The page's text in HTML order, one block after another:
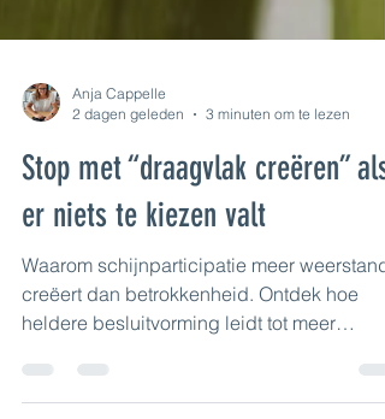
2 dagen geleden
3 minuten om te lezen
Stop met “draagvlak creëren” als
er niets te kiezen valt
Waarom schijnparticipatie meer weerstand
heldere besluitvorming leidt tot meer
vertrouwen en eigenaarschap.